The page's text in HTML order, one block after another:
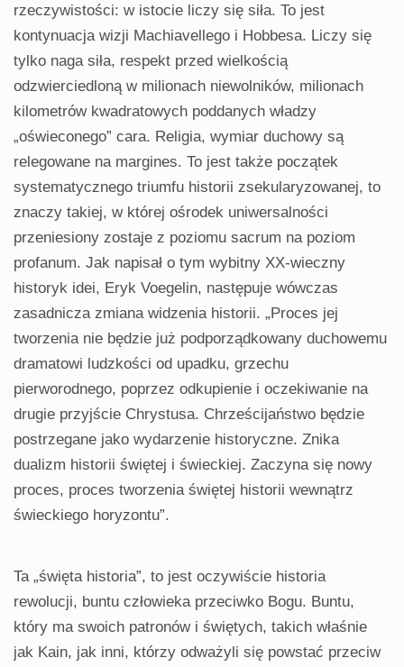
rzeczywistości: w istocie liczy się siła. To jest
kontynuacja wizji Machiavellego i Hobbesa. Liczy się
tylko naga siła, respekt przed wielkością
odzwierciedloną w milionach niewolników, milionach
kilometrów kwadratowych poddanych władzy
„oświeconego” cara. Religia, wymiar duchowy są
relegowane na margines. To jest także początek
systematycznego triumfu historii zsekularyzowanej, to
znaczy takiej, w której ośrodek uniwersalności
przeniesiony zostaje z poziomu sacrum na poziom
profanum. Jak napisał o tym wybitny XX-wieczny
historyk idei, Eryk Voegelin, następuje wówczas
zasadnicza zmiana widzenia historii. „Proces jej
tworzenia nie będzie już podporządkowany duchowemu
dramatowi ludzkości od upadku, grzechu
pierworodnego, poprzez odkupienie i oczekiwanie na
drugie przyjście Chrystusa. Chrześcijaństwo będzie
postrzegane jako wydarzenie historyczne. Znika
dualizm historii świętej i świeckiej. Zaczyna się nowy
proces, proces tworzenia świętej historii wewnątrz
świeckiego horyzontu”.
Ta „święta historia”, to jest oczywiście historia
rewolucji, buntu człowieka przeciwko Bogu. Buntu,
który ma swoich patronów i świętych, takich właśnie
jak Kain, jak inni, którzy odważyli się powstać przeciw